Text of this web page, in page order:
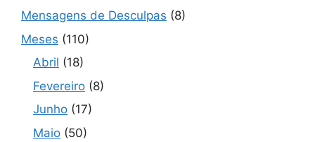
Mensagens de Desculpas (8)
Meses (110)
Abril (18)
Fevereiro (8)
Junho (17)
Maio (50)